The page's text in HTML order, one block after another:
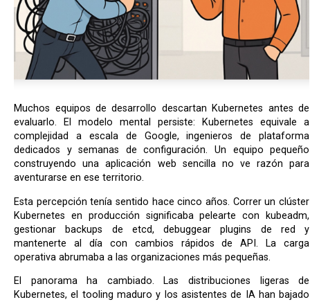
Muchos equipos de desarrollo descartan Kubernetes antes de
evaluarlo. El modelo mental persiste: Kubernetes equivale a
complejidad a escala de Google, ingenieros de plataforma
dedicados y semanas de configuración. Un equipo pequeño
construyendo una aplicación web sencilla no ve razón para
aventurarse en ese territorio.
Esta percepción tenía sentido hace cinco años. Correr un clúster
Kubernetes en producción significaba pelearte con kubeadm,
gestionar backups de etcd, debuggear plugins de red y
mantenerte al día con cambios rápidos de API. La carga
operativa abrumaba a las organizaciones más pequeñas.
El panorama ha cambiado. Las distribuciones ligeras de
Kubernetes, el tooling maduro y los asistentes de IA han bajado